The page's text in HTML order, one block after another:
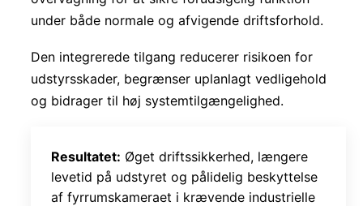
under både normale og afvigende driftsforhold.
Den integrerede tilgang reducerer risikoen for
udstyrsskader, begrænser uplanlagt vedligehold
og bidrager til høj systemtilgængelighed.
Resultatet: Øget driftssikkerhed, længere
levetid på udstyret og pålidelig beskyttelse
af fyrrumskameraet i krævende industrielle